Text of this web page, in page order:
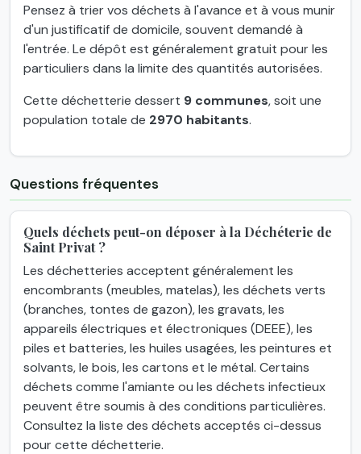
Pensez à trier vos déchets à l'avance et à vous munir
d'un justificatif de domicile, souvent demandé à
l'entrée. Le dépôt est généralement gratuit pour les
particuliers dans la limite des quantités autorisées.
Cette déchetterie dessert 9 communes, soit une
population totale de 2970 habitants.
Questions fréquentes
Quels déchets peut-on déposer à la Déchéterie de
Saint Privat ?
Les déchetteries acceptent généralement les
encombrants (meubles, matelas), les déchets verts
(branches, tontes de gazon), les gravats, les
appareils électriques et électroniques (DEEE), les
piles et batteries, les huiles usagées, les peintures et
solvants, le bois, les cartons et le métal. Certains
déchets comme l'amiante ou les déchets infectieux
peuvent être soumis à des conditions particulières.
Consultez la liste des déchets acceptés ci-dessus
pour cette déchetterie.